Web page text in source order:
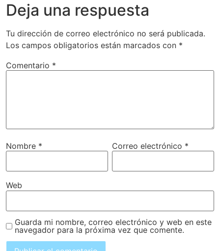
Deja una respuesta
Tu dirección de correo electrónico no será publicada.
Los campos obligatorios están marcados con *
Comentario *
Nombre * Correo electrónico *
Web
Guarda mi nombre, correo electrónico y web en este
navegador para la próxima vez que comente.